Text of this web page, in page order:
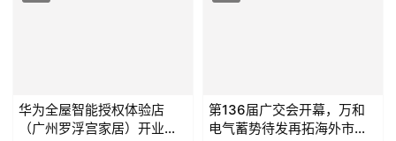
华为全屋智能授权体验店
（广州罗浮宫家居）开业，
第136届广交会开幕，万和
电气蓄势待发再拓海外市